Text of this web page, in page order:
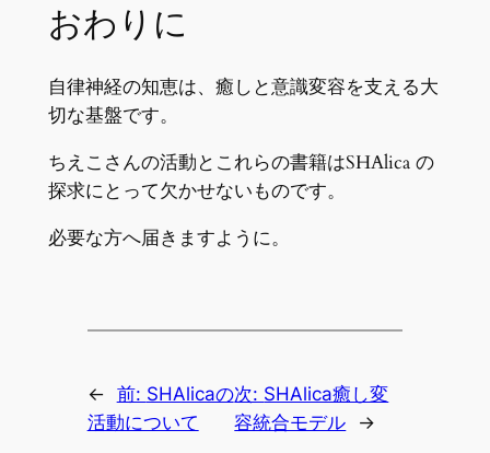
おわりに
自律神経の知恵は、癒しと意識変容を支える大
切な基盤です。
ちえこさんの活動とこれらの書籍はSHAlica の
探求にとって欠かせないものです。
必要な方へ届きますように。
← 前: SHAlicaの
活動について
次: SHAlica癒し変
容統合モデル
→